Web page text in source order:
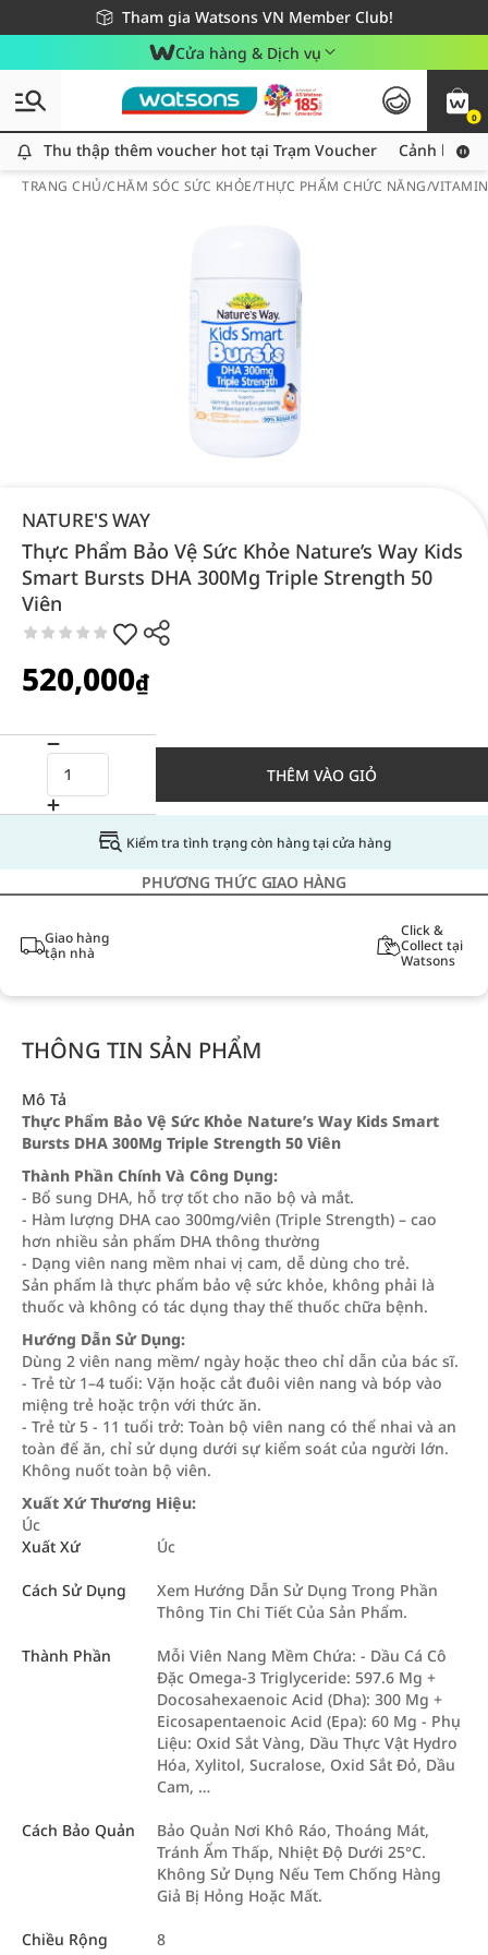
Tham gia Watsons VN Member Club!
Miễn phí giao hàng cho đơn hàng từ 249,000Đ
Giao hàng nhanh 24h - Áp dụng khu vực TP. Hồ Chí Minh
Cửa hàng & Dịch vụ
0
Thu thập thêm voucher hot tại Trạm Voucher
Thu thập thêm voucher hot tại Trạm Voucher Cảnh báo
TRANG CHỦ/CHĂM SÓC SỨC KHỎE/THỰC PHẨM CHỨC NĂNG/
NATURE'S WAY
Thực Phẩm Bảo Vệ Sức Khỏe Nature’s Way Kids
Smart Bursts DHA 300Mg Triple Strength 50
Viên
520,000₫
THÊM VÀO GIỎ
Kiểm tra tình trạng còn hàng tại cửa hàng
PHƯƠNG THỨC GIAO HÀNG
Giao hàng
tận nhà
Click &
Collect tại
Watsons
THÔNG TIN SẢN PHẨM
Mô Tả
Thực Phẩm Bảo Vệ Sức Khỏe Nature’s Way Kids Smart
Bursts DHA 300Mg Triple Strength 50 Viên
Thành Phần Chính Và Công Dụng:
- Bổ sung DHA, hỗ trợ tốt cho não bộ và mắt.
- Hàm lượng DHA cao 300mg/viên (Triple Strength) – cao
hơn nhiều sản phẩm DHA thông thường
- Dạng viên nang mềm nhai vị cam, dễ dùng cho trẻ.
Sản phẩm là thực phẩm bảo vệ sức khỏe, không phải là
thuốc và không có tác dụng thay thế thuốc chữa bệnh.
Hướng Dẫn Sử Dụng:
Dùng 2 viên nang mềm/ ngày hoặc theo chỉ dẫn của bác sĩ.
- Trẻ từ 1–4 tuổi: Vặn hoặc cắt đuôi viên nang và bóp vào
miệng trẻ hoặc trộn với thức ăn.
- Trẻ từ 5 - 11 tuổi trở: Toàn bộ viên nang có thể nhai và an
toàn để ăn, chỉ sử dụng dưới sự kiểm soát của người lớn.
Không nuốt toàn bộ viên.
Xuất Xứ Thương Hiệu:
Úc
Xuất Xứ
Úc
Cách Sử Dụng
Xem Hướng Dẫn Sử Dụng Trong Phần
Thông Tin Chi Tiết Của Sản Phẩm.
Thành Phần
Mỗi Viên Nang Mềm Chứa: - Dầu Cá Cô
Đặc Omega-3 Triglyceride: 597.6 Mg +
Docosahexaenoic Acid (Dha): 300 Mg +
Eicosapentaenoic Acid (Epa): 60 Mg - Phụ
Liệu: Oxid Sắt Vàng, Dầu Thực Vật Hydro
Hóa, Xylitol, Sucralose, Oxid Sắt Đỏ, Dầu
Cam, …
Cách Bảo Quản
Bảo Quản Nơi Khô Ráo, Thoáng Mát,
Tránh Ẩm Thấp, Nhiệt Độ Dưới 25°C.
Không Sử Dụng Nếu Tem Chống Hàng
Giả Bị Hỏng Hoặc Mất.
Chiều Rộng 8